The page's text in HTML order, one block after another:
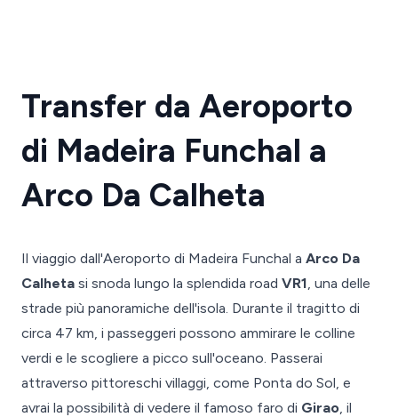
Transfer da Aeroporto
di Madeira Funchal a
Arco Da Calheta
Il viaggio dall'Aeroporto di Madeira Funchal a Arco Da
Calheta si snoda lungo la splendida road VR1, una delle
strade più panoramiche dell'isola. Durante il tragitto di
circa 47 km, i passeggeri possono ammirare le colline
verdi e le scogliere a picco sull'oceano. Passerai
attraverso pittoreschi villaggi, come Ponta do Sol, e
avrai la possibilità di vedere il famoso faro di Girao, il